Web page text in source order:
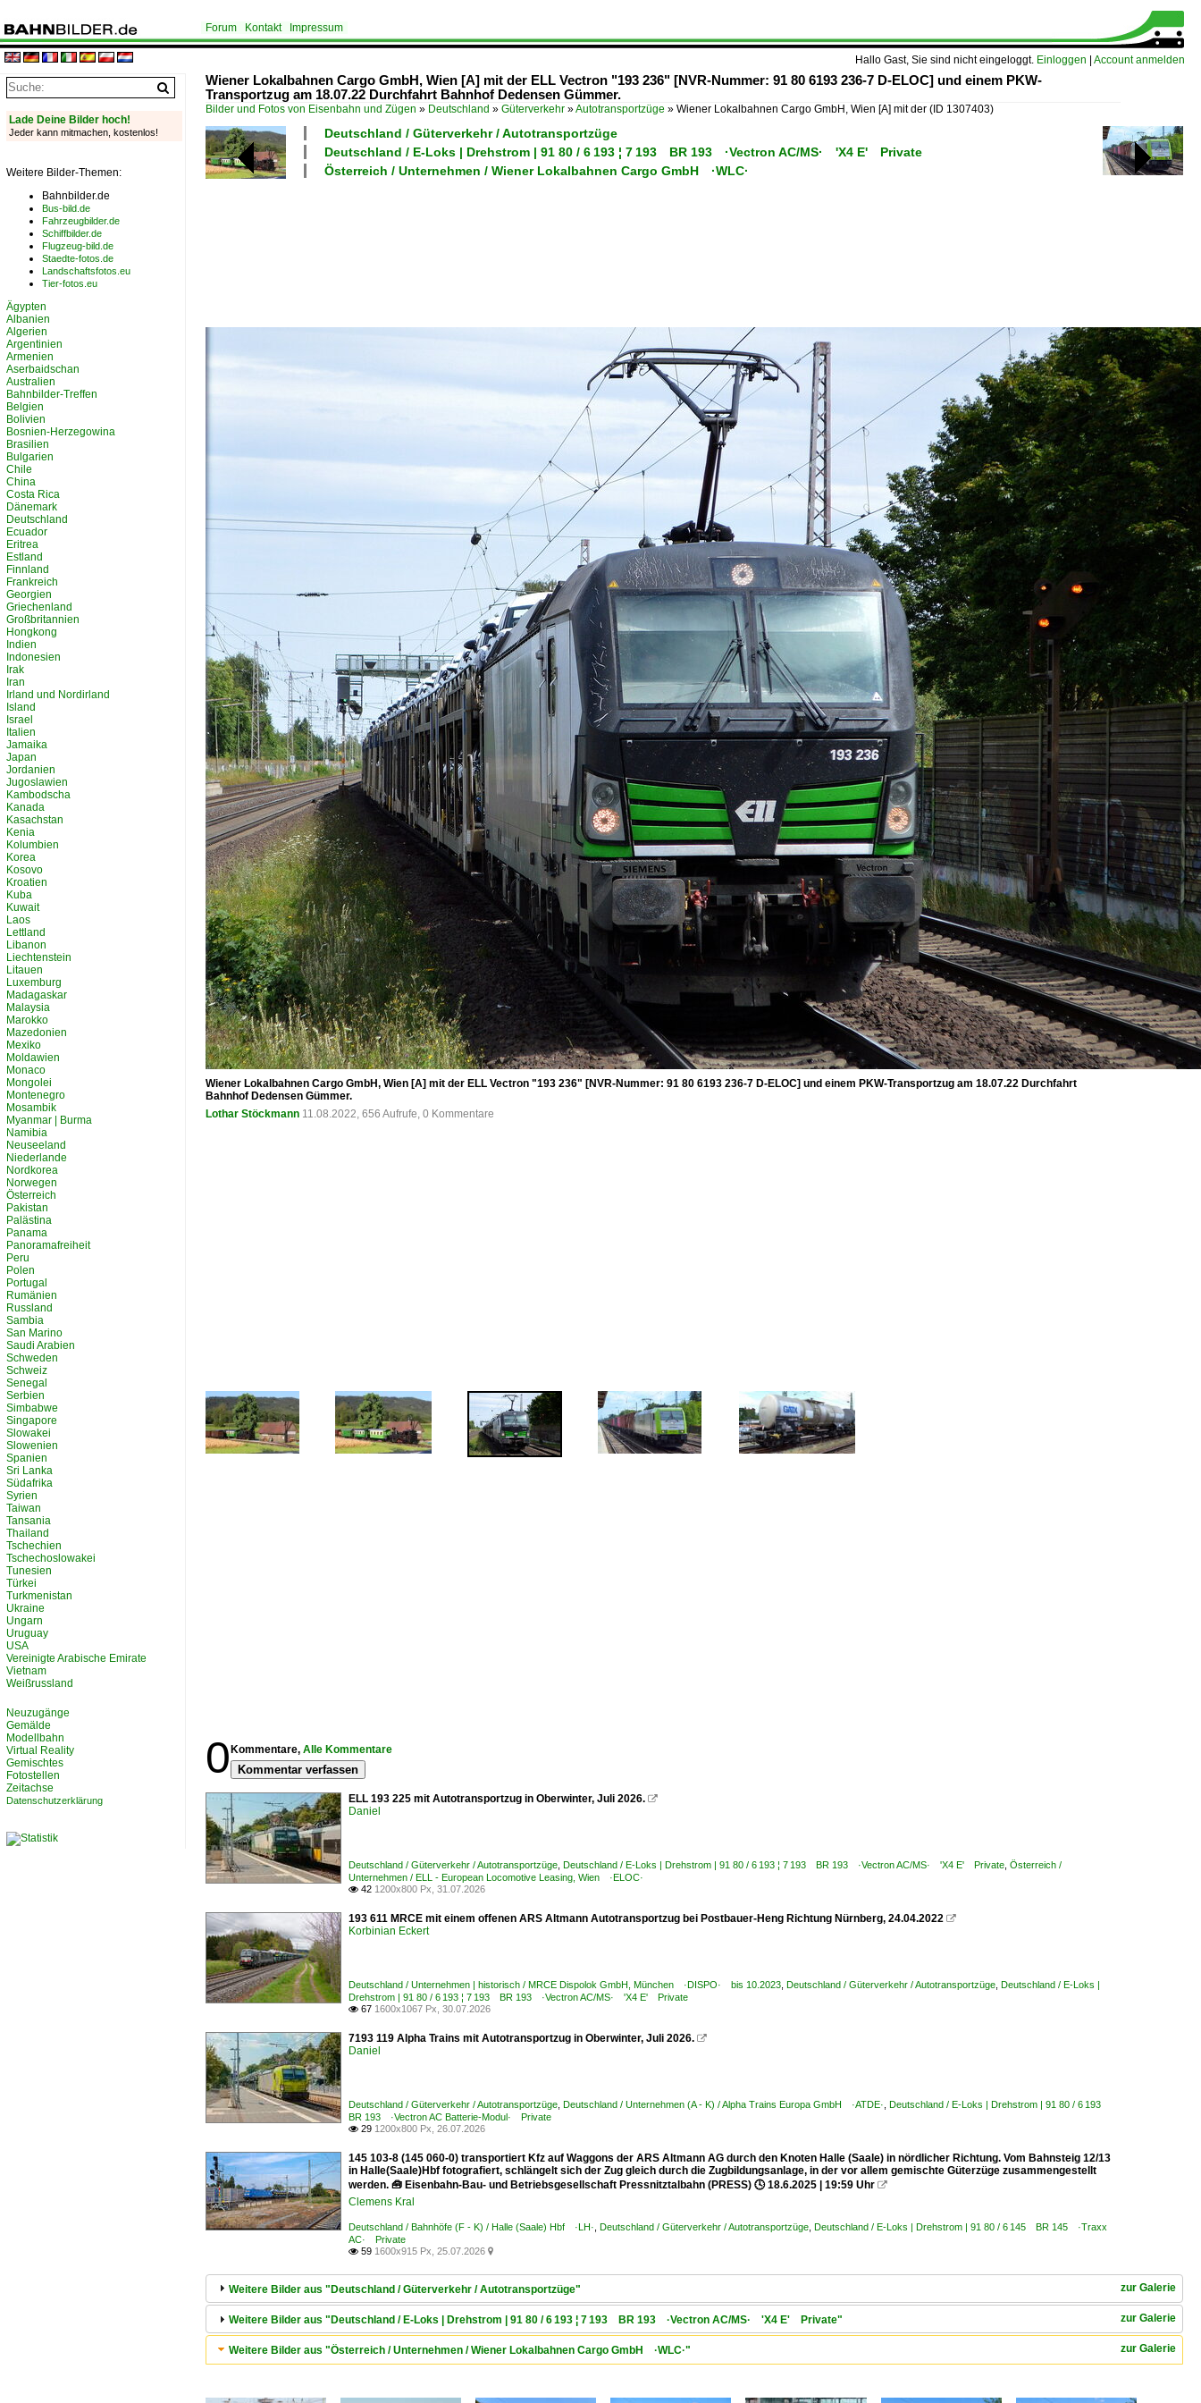
Hallo Gast, Sie sind nicht eingeloggt. Einloggen Account anmelden
Forum Kontakt Impressum
Wiener Lokalbahnen Cargo GmbH, Wien [A] mit der ELL Vectron "193 236" [NVR-Nummer: 91 80 6193 236-7 D-ELOC] und einem PKW-
Transportzug am 18.07.22 Durchfahrt Bahnhof Dedensen Gümmer.
Bilder und Fotos von Eisenbahn und Zügen » Deutschland » Güterverkehr »Autotransportzüge » Wiener Lokalbahnen Cargo GmbH, Wien [A] mit der (ID 1307403)
Deutschland / Güterverkehr / Autotransportzüge
Deutschland / E-Loks | Drehstrom | 91 80 / 6 193 ¦ 7 193 BR 193 ·Vectron AC/MS· 'X4 E' Private
Österreich / Unternehmen / Wiener Lokalbahnen Cargo GmbH ·WLC·
Wiener Lokalbahnen Cargo GmbH, Wien [A] mit der ELL Vectron "193 236" [NVR-Nummer: 91 80 6193 236-7 D-ELOC] und einem PKW-Transportzug am 18.07.22 Durchfahrt
Bahnhof Dedensen Gümmer.
Lothar Stöckmann 11.08.2022, 656 Aufrufe, 0 Kommentare
0 Kommentare, Alle Kommentare
Kommentar verfassen
ELL 193 225 mit Autotransportzug in Oberwinter, Juli 2026. 
Daniel
Deutschland / Güterverkehr / Autotransportzüge Deutschland / E-Loks | Drehstrom | 91 80 / 6 193 ¦ 7 193 BR 193 ·Vectron AC/MS· 'X4 E' Private Österreich /
Unternehmen / ELL - European Locomotive Leasing, Wien ·ELOC·
 42 1200x800 Px, 31.07.2026
193 611 MRCE mit einem offenen ARS Altmann Autotransportzug bei Postbauer-Heng Richtung Nürnberg, 24.04.2022 
Korbinian Eckert
Deutschland / Unternehmen | historisch / MRCE Dispolok GmbH, München ·DISPO· bis 10.2023 Deutschland / Güterverkehr / Autotransportzüge Deutschland / E-Loks |
Drehstrom | 91 80 / 6 193 ¦ 7 193 BR 193 ·Vectron AC/MS· 'X4 E' Private
 67 1600x1067 Px, 30.07.2026
7193 119 Alpha Trains mit Autotransportzug in Oberwinter, Juli 2026. 
Daniel
Deutschland / Güterverkehr / Autotransportzüge Deutschland / Unternehmen (A - K) / Alpha Trains Europa GmbH ·ATDE· Deutschland / E-Loks | Drehstrom | 91 80 / 6 193
BR 193 ·Vectron AC Batterie-Modul· Private
 29 1200x800 Px, 26.07.2026
145 103-8 (145 060-0) transportiert Kfz auf Waggons der ARS Altmann AG durch den Knoten Halle (Saale) in nördlicher Richtung. Vom Bahnsteig 12/13
in Halle(Saale)Hbf fotografiert, schlängelt sich der Zug gleich durch die Zugbildungsanlage, in der vor allem gemischte Güterzüge zusammengestellt
werden. 🧰 Eisenbahn-Bau- und Betriebsgesellschaft Pressnitztalbahn (PRESS) 🕓 18.6.2025 | 19:59 Uhr 
Clemens Kral
Deutschland / Bahnhöfe (F - K) / Halle (Saale) Hbf ·LH· Deutschland / Güterverkehr / Autotransportzüge Deutschland / E-Loks | Drehstrom | 91 80 / 6 145 BR 145 ·Traxx
AC· Private
 59 1600x915 Px, 25.07.2026 
zur Galerie
Weitere Bilder aus "Deutschland / Güterverkehr / Autotransportzüge"
zur Galerie
Weitere Bilder aus "Deutschland / E-Loks | Drehstrom | 91 80 / 6 193 ¦ 7 193 BR 193 ·Vectron AC/MS· 'X4 E' Private"
zur Galerie
Weitere Bilder aus "Österreich / Unternehmen / Wiener Lokalbahnen Cargo GmbH ·WLC·"
Lade Deine Bilder hoch!
Jeder kann mitmachen, kostenlos!
Weitere Bilder-Themen:
Bahnbilder.de
Bus-bild.de
Fahrzeugbilder.de
Schiffbilder.de
Flugzeug-bild.de
Staedte-fotos.de
Landschaftsfotos.eu
Tier-fotos.eu
Ägypten
Albanien
Algerien
Argentinien
Armenien
Aserbaidschan
Australien
Bahnbilder-Treffen
Belgien
Bolivien
Bosnien-Herzegowina
Brasilien
Bulgarien
Chile
China
Costa Rica
Dänemark
Deutschland
Ecuador
Eritrea
Estland
Finnland
Frankreich
Georgien
Griechenland
Großbritannien
Hongkong
Indien
Indonesien
Irak
Iran
Irland und Nordirland
Island
Israel
Italien
Jamaika
Japan
Jordanien
Jugoslawien
Kambodscha
Kanada
Kasachstan
Kenia
Kolumbien
Korea
Kosovo
Kroatien
Kuba
Kuwait
Laos
Lettland
Libanon
Liechtenstein
Litauen
Luxemburg
Madagaskar
Malaysia
Marokko
Mazedonien
Mexiko
Moldawien
Monaco
Mongolei
Montenegro
Mosambik
Myanmar | Burma
Namibia
Neuseeland
Niederlande
Nordkorea
Norwegen
Österreich
Pakistan
Palästina
Panama
Panoramafreiheit
Peru
Polen
Portugal
Rumänien
Russland
Sambia
San Marino
Saudi Arabien
Schweden
Schweiz
Senegal
Serbien
Simbabwe
Singapore
Slowakei
Slowenien
Spanien
Sri Lanka
Südafrika
Syrien
Taiwan
Tansania
Thailand
Tschechien
Tschechoslowakei
Tunesien
Türkei
Turkmenistan
Ukraine
Ungarn
Uruguay
USA
Vereinigte Arabische Emirate
Vietnam
Weißrussland
Neuzugänge
Gemälde
Modellbahn
Virtual Reality
Gemischtes
Fotostellen
Zeitachse
Datenschutzerklärung